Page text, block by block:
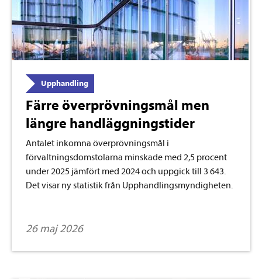
Upphandling
Färre överprövningsmål men
längre handläggningstider
Antalet inkomna överprövningsmål i
förvaltningsdomstolarna minskade med 2,5 procent
under 2025 jämfört med 2024 och uppgick till 3 643.
Det visar ny statistik från Upphandlingsmyndigheten.
26 maj 2026